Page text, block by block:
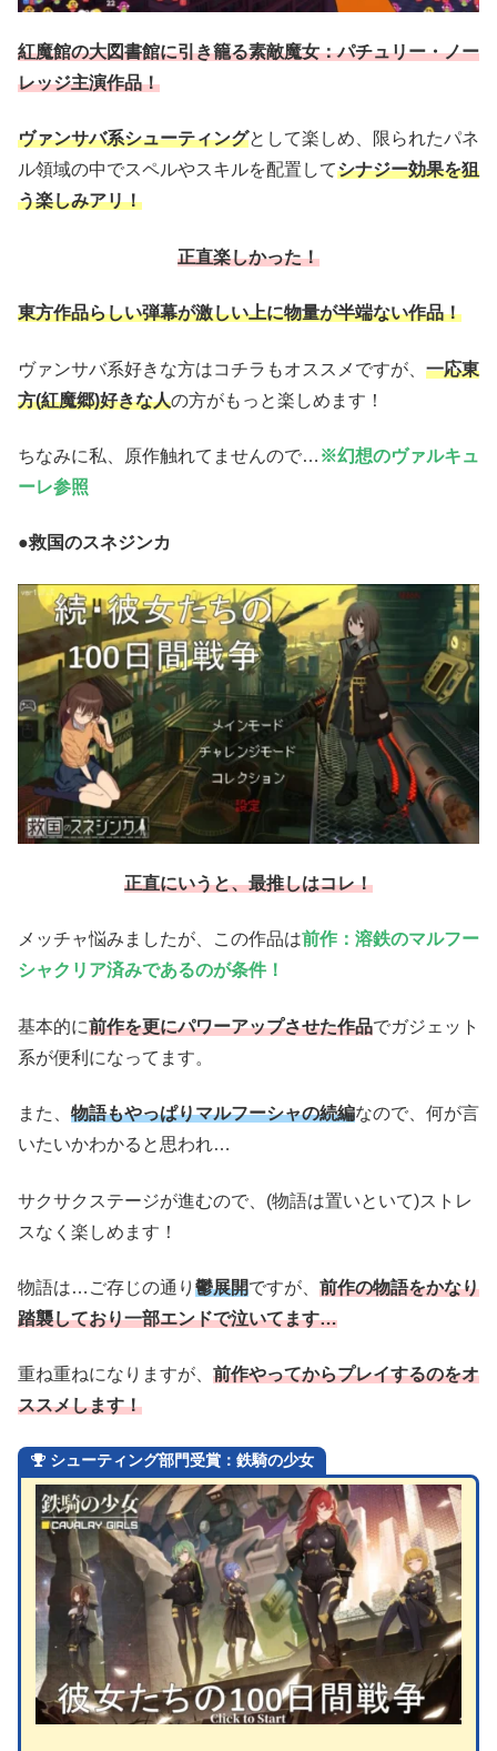
紅魔館の大図書館に引き籠る素敵魔女：パチュリー・ノー
レッジ主演作品！
ヴァンサバ系シューティングとして楽しめ、限られたパネ
ル領域の中でスペルやスキルを配置してシナジー効果を狙
う楽しみアリ！
正直楽しかった！
東方作品らしい弾幕が激しい上に物量が半端ない作品！
ヴァンサバ系好きな方はコチラもオススメですが、 一応東
方(紅魔郷)好きな人の方がもっと楽しめます！
ちなみに私、原作触れてませんので… ※幻想のヴァルキュ
ーレ参照
●救国のスネジンカ
正直にいうと、最推しはコレ！
メッチャ悩みましたが、この作品は前作：溶鉄のマルフー
シャクリア済みであるのが条件！
基本的に前作を更にパワーアップさせた作品でガジェット
系が便利になってます。
また、 物語もやっぱりマルフーシャの続編なので、何が言
いたいかわかると思われ…
サクサクステージが進むので、(物語は置いといて)ストレ
スなく楽しめます！
物語は…ご存じの通り 鬱展開ですが、 前作の物語をかなり
踏襲しており一部エンドで泣いてます…
重ね重ねになりますが、 前作やってからプレイするのをオ
ススメします！
シューティング部門受賞：鉄騎の少女